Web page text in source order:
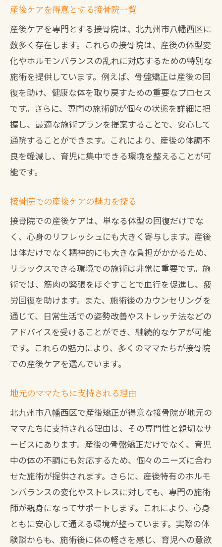
産後ケアを得意とする接骨院一覧
産後ケアを専門とする接骨院は、北九州市八幡西区に
数多く存在します。これらの接骨院は、産後の体型変
化やホルモンバランスの乱れに対応するための特別な
施術を提供しています。例えば、骨盤矯正は産後の回
復を助け、健康な体を取り戻すための重要なプロセス
です。さらに、専門の施術師が個々の状態を詳細に把
握し、最適な施術プランを提案することで、安心して
通院することができます。これにより、産後の体調不
良を軽減し、育児に集中できる環境を整えることが可
能です。
接骨院での産後ケアの魅力を探る
接骨院での産後ケアは、単なる体型の回復だけでな
く、心身のリフレッシュにも大きく寄与します。産後
は体だけでなく精神的にも大きな負担がかかるため、
リラックスできる環境での施術は非常に重要です。施
術では、筋肉の緊張をほぐすことで血行を促進し、疲
労回復を助けます。また、施術後のカウンセリングを
通じて、日常生活での姿勢改善やストレッチ法などの
アドバイスを受けることができ、継続的なケアが可能
です。これらの魅力により、多くのママたちが接骨院
での産後ケアを選んでいます。
地元のママたちに支持される理由
北九州市八幡西区で産後矯正が得意な接骨院が地元の
ママたちに支持される理由は、その専門性と親切なサ
ービスにあります。産後の骨盤矯正だけでなく、育児
中の体の不調にも対応するため、個々のニーズに合わ
せた施術が提供されます。さらに、産後特有のホルモ
ンバランスの変化やストレスに対しても、専門の施術
師が親身になってサポートします。これにより、心身
ともに安心して通える環境が整っています。実際の体
験談からも、施術後に体の軽さを感じ、育児への意欲